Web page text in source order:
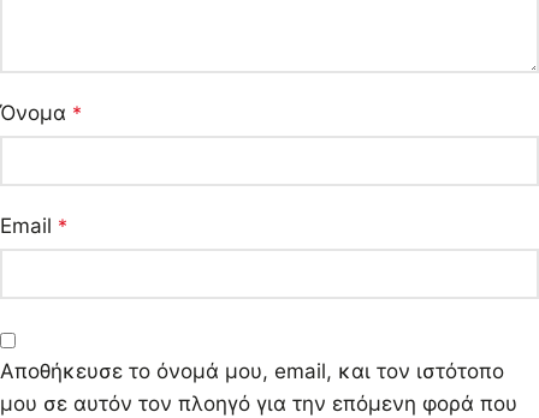
Όνομα *
Email *
Αποθήκευσε το όνομά μου, email, και τον ιστότοπο
μου σε αυτόν τον πλοηγό για την επόμενη φορά που